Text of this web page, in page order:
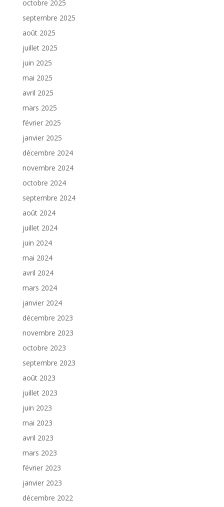
octobre 2025
septembre 2025
août 2025
juillet 2025
juin 2025
mai 2025
avril 2025
mars 2025
février 2025
janvier 2025
décembre 2024
novembre 2024
octobre 2024
septembre 2024
août 2024
juillet 2024
juin 2024
mai 2024
avril 2024
mars 2024
janvier 2024
décembre 2023
novembre 2023
octobre 2023
septembre 2023
août 2023
juillet 2023
juin 2023
mai 2023
avril 2023
mars 2023
février 2023
janvier 2023
décembre 2022